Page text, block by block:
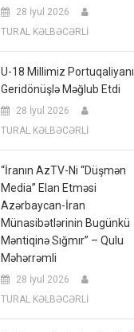
28 İyul 2026
TURAL KƏLBƏCƏRLİ
U-18 Millimiz Portuqaliyanı
Geridönüşlə Məğlub Etdi
28 İyul 2026
TURAL KƏLBƏCƏRLİ
“İranın AzTV-Ni “düşmən
Media” Elan Etməsi
Azərbaycan-İran
Münasibətlərinin Bugünkü
Məntiqinə Sığmır” – Qulu
Məhərrəmli
28 İyul 2026
TURAL KƏLBƏCƏRLİ